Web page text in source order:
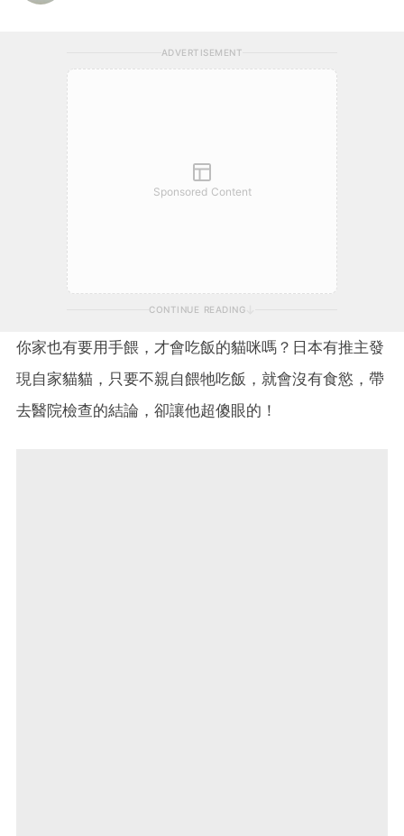
ADVERTISEMENT
Sponsored Content
CONTINUE READING
你家也有要用手餵，才會吃飯的貓咪嗎？日本有推主發
現自家貓貓，只要不親自餵牠吃飯，就會沒有食慾，帶
去醫院檢查的結論，卻讓他超傻眼的！